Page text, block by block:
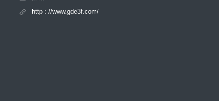
http : //www.gde3f.com/